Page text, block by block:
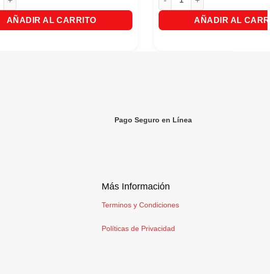
AÑADIR AL CARRITO AÑADIR AL
Pago Seguro en Línea
Más Información
Terminos y Condiciones
Políticas de Privacidad